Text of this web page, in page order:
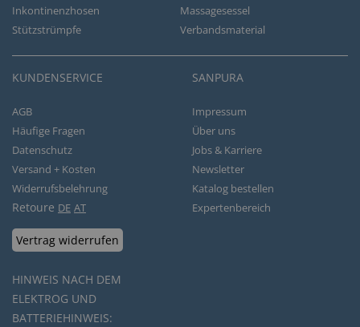
Inkontinenzhosen
Massagesessel
Stützstrümpfe
Verbandsmaterial
KUNDENSERVICE
AGB
Häufige Fragen
Datenschutz
Versand + Kosten
Widerrufsbelehrung
Retoure DE AT
Vertrag widerrufen
HINWEIS NACH DEM
ELEKTROG UND
BATTERIEHINWEIS:
SANPURA
Impressum
Über uns
Jobs & Karriere
Newsletter
Katalog bestellen
Expertenbereich